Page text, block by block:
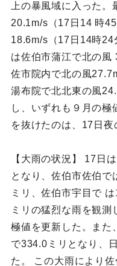
上の暴風域に入った
20.1m/s（17日14 時
18.6m/s（17日14時24
は佐伯市蒲江で北の
佐市院内で北の風
湯布院で北北東の風
し、いずれも９月の極
を抜けたのは、17日夜
【大雨の状況】 17日
となり、佐伯市佐伯
ミリ、佐伯市宇目で
ミリの猛烈な雨を観
極値を更新した。また
で334.0ミリとなり、
た。 この大雨により